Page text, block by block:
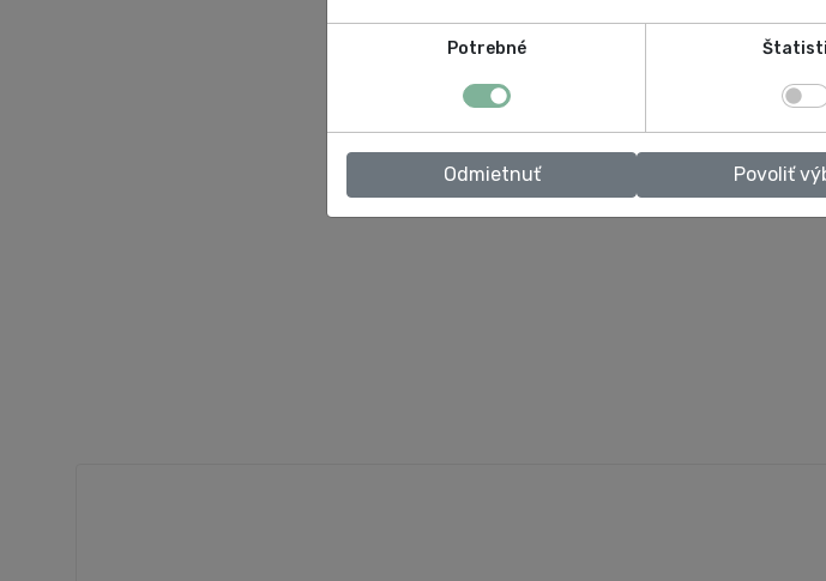
Potrebné
Odmietnuť Povoliť